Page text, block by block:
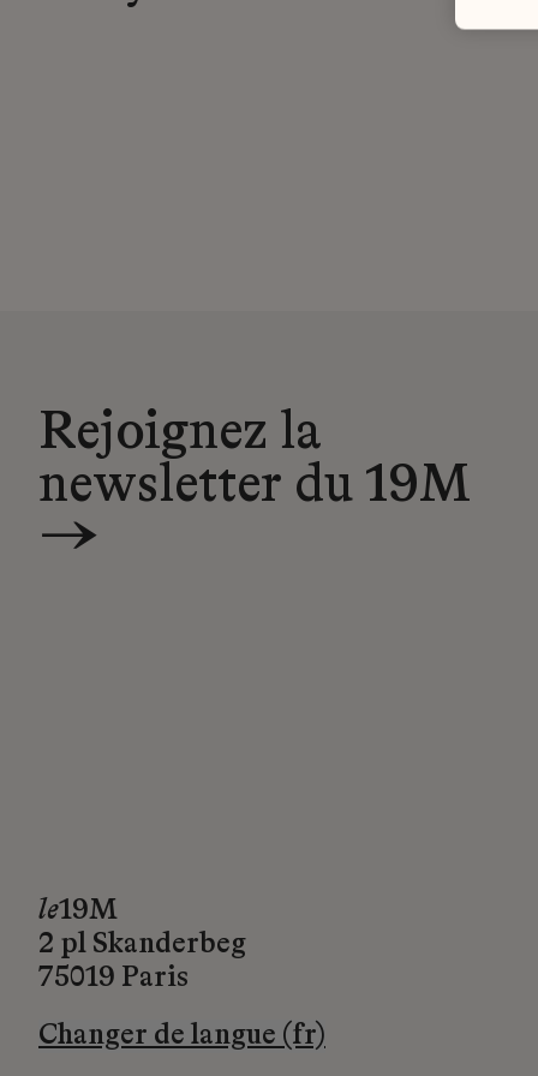
Rejoignez la
newsletter du 19M
→
le19M
2 pl Skanderbeg
75019 Paris
Changer de langue (fr)